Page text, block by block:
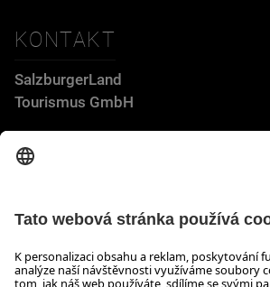
KONTAKT
SalzburgerLand
Tourismus GmbH
Wiener Bundesstraße 23
5300 Hallwang
OTEVÍRACÍ DOBA